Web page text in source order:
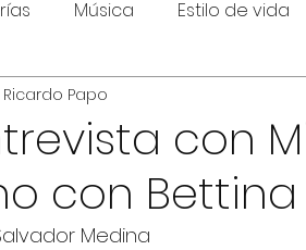
Música Estilo de vida
con
con Bettina
Ricardo Papo
Medina